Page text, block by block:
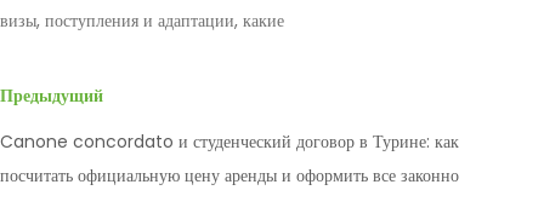
визы, поступления и адаптации, какие
Предыдущий
Canone concordato и студенческий договор в Турине: как
посчитать официальную цену аренды и оформить все законно